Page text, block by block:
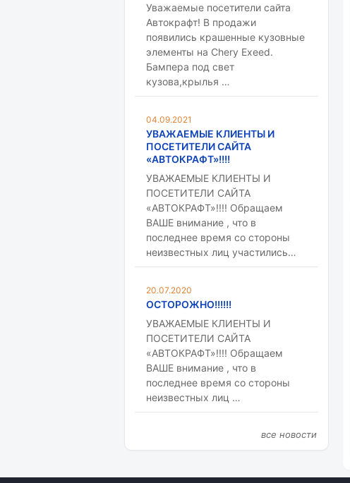
Уважаемые посетители сайта
Автокрафт! В продажи
появились крашенные кузовные
элементы на Chery Exeed.
Бампера под свет
кузова,крылья …
04.09.2021
УВАЖАЕМЫЕ КЛИЕНТЫ И
ПОСЕТИТЕЛИ САЙТА
«АВТОКРАФТ»!!!!
УВАЖАЕМЫЕ КЛИЕНТЫ И
ПОСЕТИТЕЛИ САЙТА
«АВТОКРАФТ»!!!! Обращаем
ВАШЕ внимание , что в
последнее время со стороны
неизвестных лиц участились…
20.07.2020
ОСТОРОЖНО!!!!!!
УВАЖАЕМЫЕ КЛИЕНТЫ И
ПОСЕТИТЕЛИ САЙТА
«АВТОКРАФТ»!!!! Обращаем
ВАШЕ внимание , что в
последнее время со стороны
неизвестных лиц …
все новости